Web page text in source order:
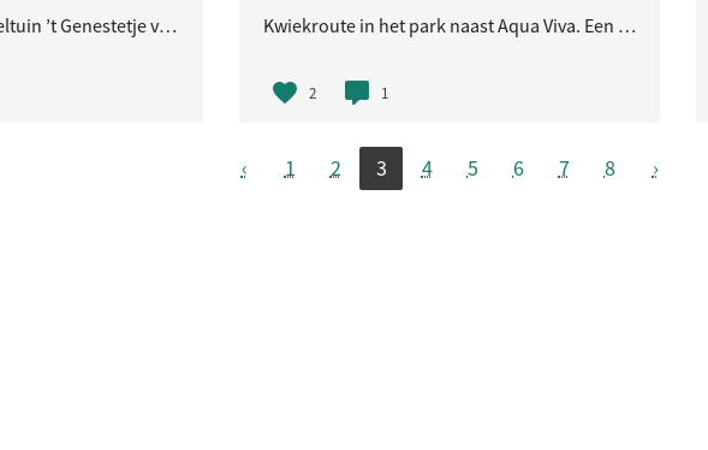
Werkzaamheden in speeltuin ’t Genestetje vanaf vrijdag 22 mei 2026 Kwiekroute in het park naast Aqua Viva. Een beweegroute die verschillende oefeningen bevat om de buurtbewoners in beweging te houden. Zowel rolstoel- als rollator toegankelijk.
2 1
‹ 1 2 3 4 5 6 7 8 ›